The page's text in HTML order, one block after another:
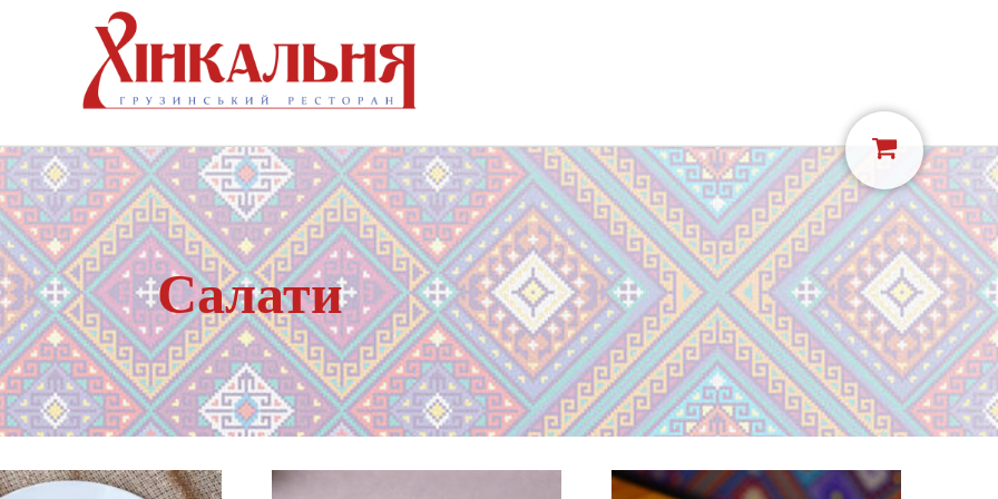
Салати